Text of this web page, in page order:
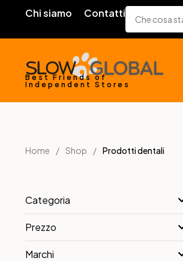
Chi siamo Contatti
Best Friends of
Independent Stores
Home Shop Prodotti dentali
Categoria
Prezzo
Marchi